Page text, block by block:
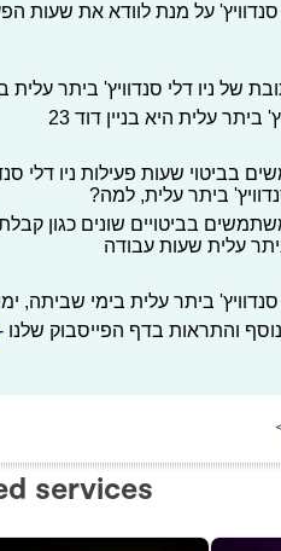
סנדוויץ' על מנת לוודא את שעות
של ניו דלי סנדוויץ' ביתר עלית
ביתר עלית היא בניין דוד 23
שעות פעילות ניו דלי
ביתר עלית, למה?
בביטויים שונים כגון קבלת
ביתר עלית שעות עבודה
ביתר עלית בימי שביתה,
והתראות בדף הפייסבוק שלנו